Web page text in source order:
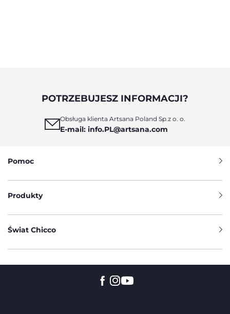
POTRZEBUJESZ INFORMACJI?
Obsługa klienta Artsana Poland Sp.z o. o.
E-mail: info.PL@artsana.com
Pomoc
Produkty
Świat Chicco